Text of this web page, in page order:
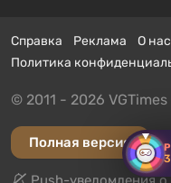
3
Справка Реклама О нас
Политика
© 2011 - 2026 VGTimes
Полная версия